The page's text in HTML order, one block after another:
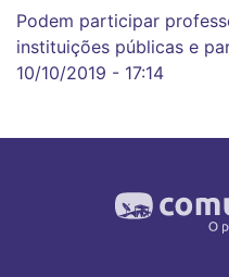
Podem participar
instituições públicas e
10/10/2019 - 17:14